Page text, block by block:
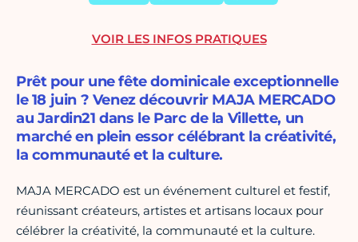
Prêt pour une fête dominicale exceptionnelle
le 18 juin ? Venez découvrir MAJA MERCADO
au Jardin21 dans le Parc de la Villette, un
marché en plein essor célébrant la créativité,
la communauté et la culture.
MAJA MERCADO est un événement culturel et festif,
réunissant créateurs, artistes et artisans locaux pour
célébrer la créativité, la communauté et la culture.
VOIR LES INFOS PRATIQUES